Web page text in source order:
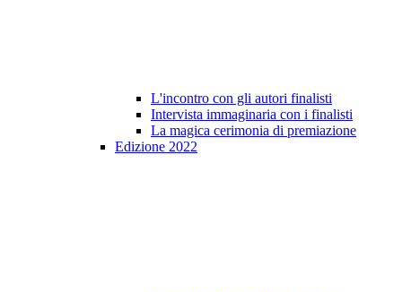
L'incontro con gli autori finalisti
Intervista immaginaria con i finalisti
La magica cerimonia di premiazione
Edizione 2022